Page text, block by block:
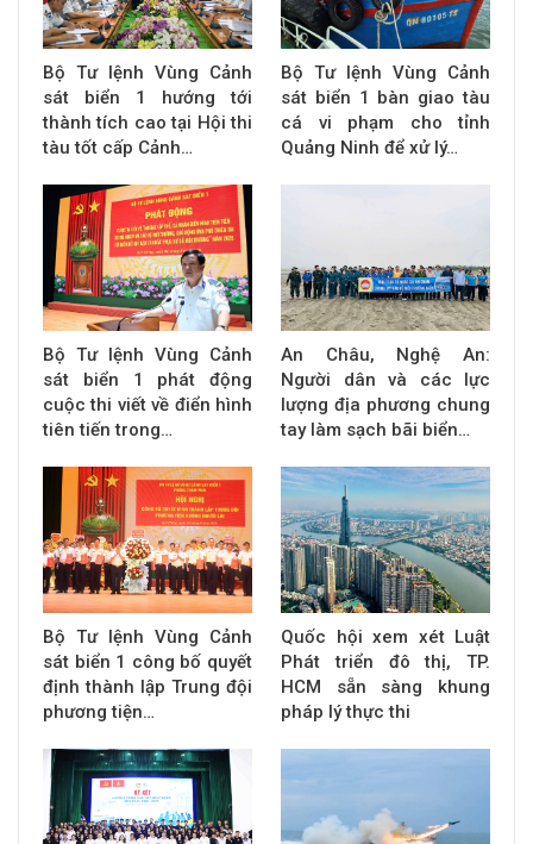
Bộ Tư lệnh Vùng Cảnh
sát biển 1 hướng tới
thành tích cao tại Hội thi
tàu tốt cấp Cảnh…
Bộ Tư lệnh Vùng Cảnh
sát biển 1 bàn giao tàu
cá vi phạm cho tỉnh
Quảng Ninh để xử lý…
Bộ Tư lệnh Vùng Cảnh
sát biển 1 phát động
cuộc thi viết về điển hình
tiên tiến trong…
An Châu, Nghệ An:
Người dân và các lực
lượng địa phương chung
tay làm sạch bãi biển…
Bộ Tư lệnh Vùng Cảnh
sát biển 1 công bố quyết
định thành lập Trung đội
phương tiện…
Quốc hội xem xét Luật
Phát triển đô thị, TP.
HCM sẵn sàng khung
pháp lý thực thi